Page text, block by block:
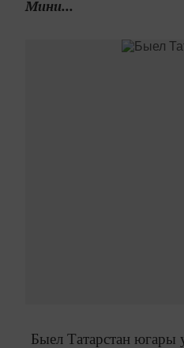
Мини...
Быел Татарстан югары